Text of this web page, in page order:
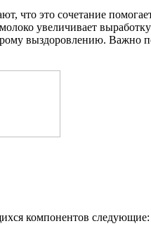
что это сочетание
увеличивает
выздоровлению.
компонентов следующие: